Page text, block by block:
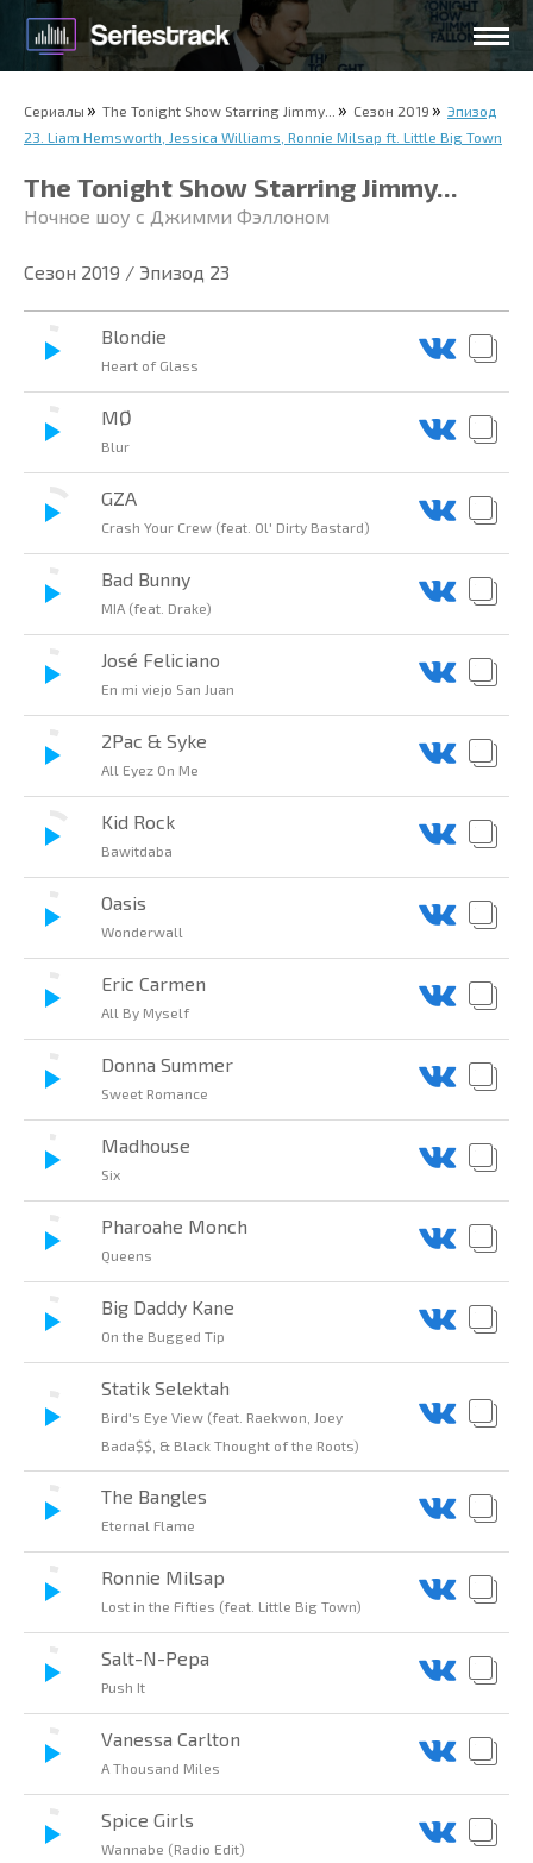
Сериалы The Tonight Show Starring Jimmy... Сезон 2019
Эпизод
23. Liam Hemsworth, Jessica Williams, Ronnie Milsap ft. Little Big Town
The Tonight Show Starring Jimmy...
Ночное шоу с Джимми Фэллоном
Сезон 2019 / Эпизод 23
Blondie
Heart of Glass
MØ
Blur
GZA
Crash Your Crew (feat. Ol' Dirty Bastard)
Bad Bunny
MIA (feat. Drake)
José Feliciano
En mi viejo San Juan
2Pac & Syke
All Eyez On Me
Kid Rock
Bawitdaba
Oasis
Wonderwall
Eric Carmen
All By Myself
Donna Summer
Sweet Romance
Madhouse
Six
Pharoahe Monch
Queens
Big Daddy Kane
On the Bugged Tip
Statik Selektah
Bird's Eye View (feat. Raekwon, Joey
Bada$$, & Black Thought of the Roots)
The Bangles
Eternal Flame
Ronnie Milsap
Lost in the Fifties (feat. Little Big Town)
Salt-N-Pepa
Push It
Vanessa Carlton
A Thousand Miles
Spice Girls
Wannabe (Radio Edit)